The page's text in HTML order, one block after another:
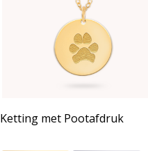
Ketting met Pootafdruk